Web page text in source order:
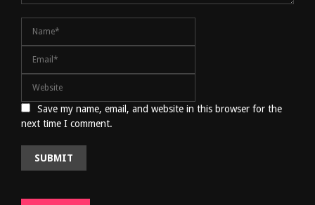
Save my name, email, and website in this browser for the
next time I comment.